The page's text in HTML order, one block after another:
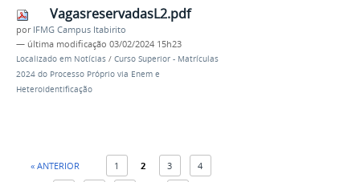
VagasreservadasL2.pdf
por IFMG Campus Itabirito
— última modificação 03/02/2024 15h23
Localizado em Notícias / Curso Superior - Matrículas
2024 do Processo Próprio via Enem e
Heteroidentificação
« ANTERIOR 1 2 3 4